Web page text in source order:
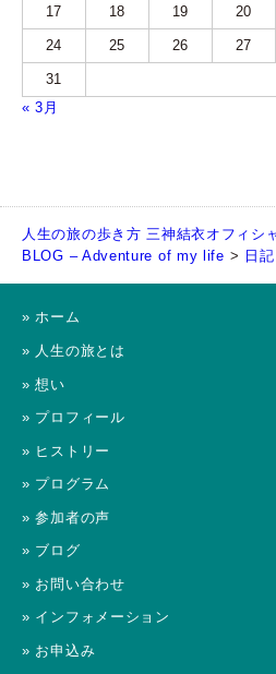
17 18 19 20
24 25 26 27
31
« 3月
人生の旅の歩き方 三神結衣オフィシ
BLOG – Adventure of my life > 日記
» ホーム
» 人生の旅とは
» 想い
» プロフィール
» ヒストリー
» プログラム
» 参加者の声
» ブログ
» お問い合わせ
» インフォメーション
» お申込み